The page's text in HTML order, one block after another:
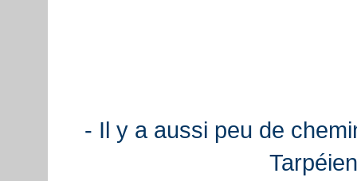
- Il y a aussi peu de